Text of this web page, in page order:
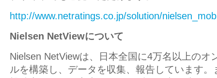
http://www.netratings.co.jp/solution/
Nielsen NetViewについて
Nielsen NetViewは、日本全国に4万名以上のオ
ルを構築し、データを収集、報告しています